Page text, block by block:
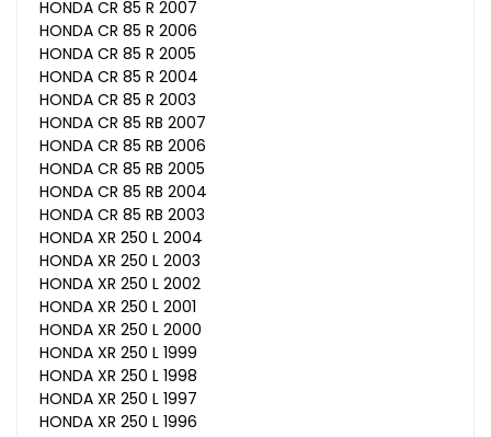
HONDA CR 85 R 2007
HONDA CR 85 R 2006
HONDA CR 85 R 2005
HONDA CR 85 R 2004
HONDA CR 85 R 2003
HONDA CR 85 RB 2007
HONDA CR 85 RB 2006
HONDA CR 85 RB 2005
HONDA CR 85 RB 2004
HONDA CR 85 RB 2003
HONDA XR 250 L 2004
HONDA XR 250 L 2003
HONDA XR 250 L 2002
HONDA XR 250 L 2001
HONDA XR 250 L 2000
HONDA XR 250 L 1999
HONDA XR 250 L 1998
HONDA XR 250 L 1997
HONDA XR 250 L 1996